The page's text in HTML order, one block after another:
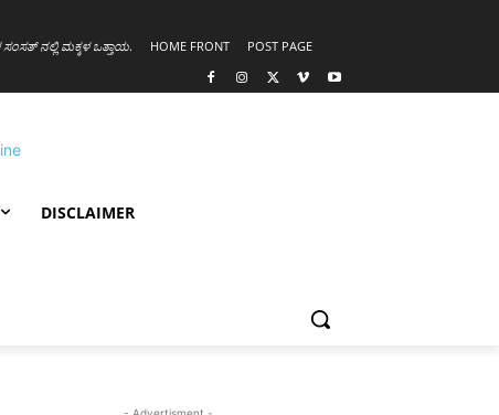
ಸಂಸತ್ ನಲ್ಲಿ ಮಕ್ಕಳ ಒತ್ತಾಯ. HOME FRONT POST PAGE
DISCLAIMER